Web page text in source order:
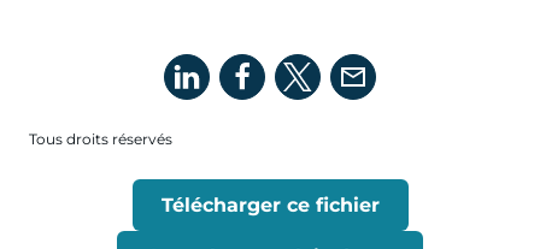
Tous droits réservés
Télécharger ce fichier